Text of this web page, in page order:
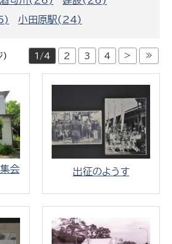
小田原駅(24)
) 1/4 2 3 4 > ≫
会
出征のようす